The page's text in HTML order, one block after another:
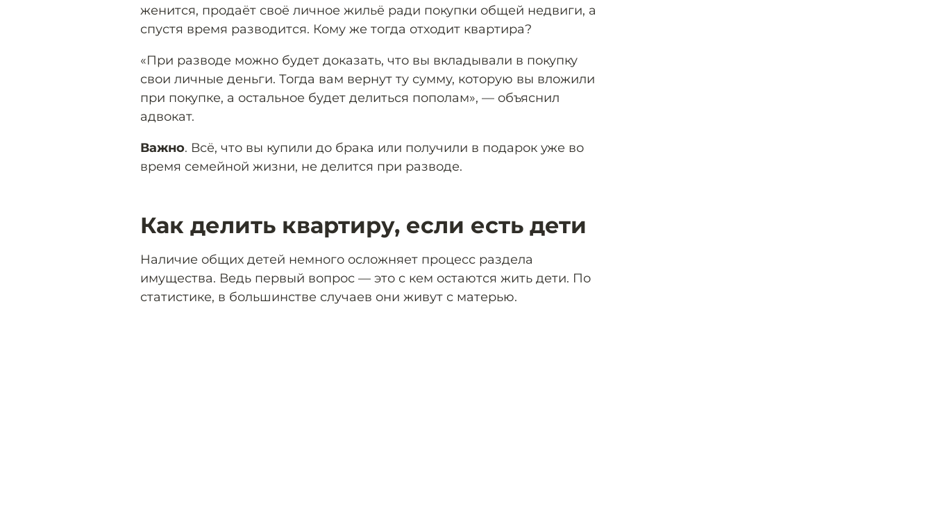
женится, продаёт своё личное жильё ради покупки общей недвиги, а
спустя время разводится. Кому же тогда отходит квартира?
«При разводе можно будет доказать, что вы вкладывали в покупку
свои личные деньги. Тогда вам вернут ту сумму, которую вы вложили
при покупке, а остальное будет делиться пополам», — объяснил
адвокат.
Важно. Всё, что вы купили до брака или получили в подарок уже во
время семейной жизни, не делится при разводе.
Как делить квартиру, если есть дети
Наличие общих детей немного осложняет процесс раздела
имущества. Ведь первый вопрос — это с кем остаются жить дети. По
статистике, в большинстве случаев они живут с матерью.